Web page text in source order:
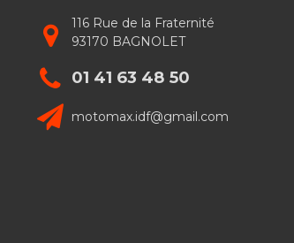
116 Rue de la Fraternité
93170 BAGNOLET
01 41 63 48 50
motomax.idf@gmail.com